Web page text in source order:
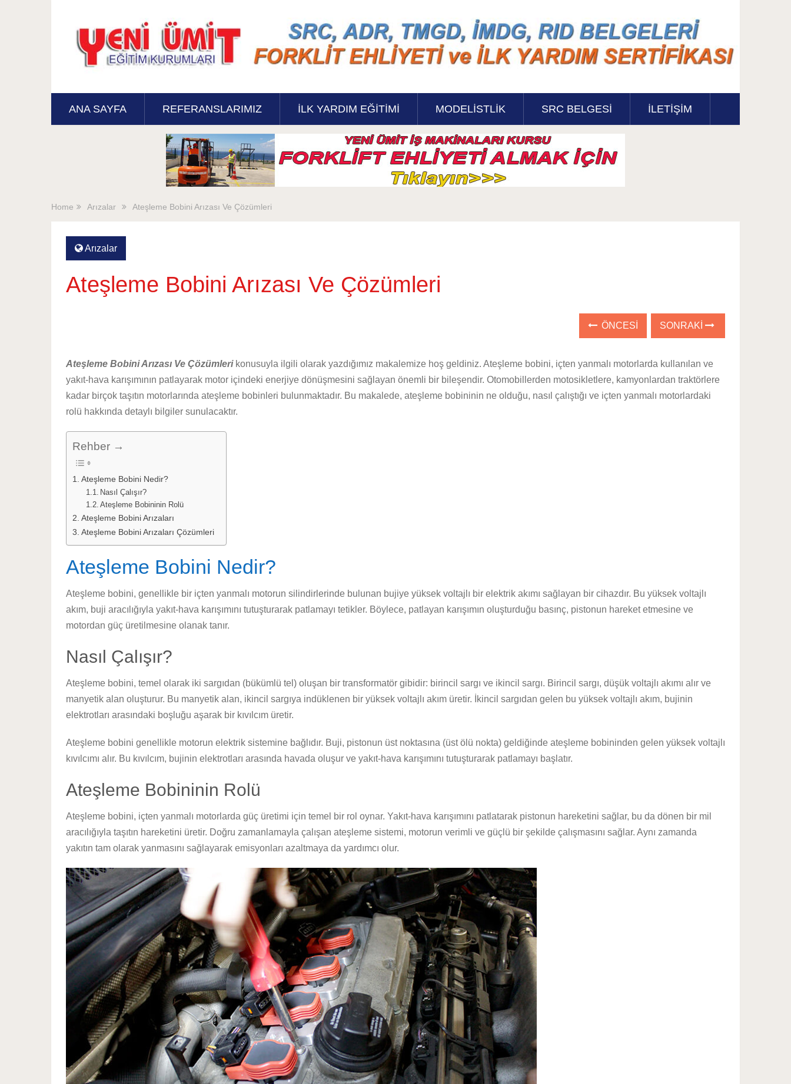
ANA SAYFA REFERANSLARIMIZ İLK YARDIM EĞITIMI MODELISTLIK SRC BELGESI İLETİŞİM
Home Arızalar Ateşleme Bobini Arızası Ve Çözümleri
Arızalar
Ateşleme Bobini Arızası Ve Çözümleri
ÖNCESI SONRAKI
Ateşleme Bobini Arızası Ve Çözümlerikonusuyla ilgili olarak yazdığımız makalemize hoş geldiniz. Ateşleme bobini, içten yanmalı motorlarda kullanılan ve
yakıt-hava karışımının patlayarak motor içindeki enerjiye dönüşmesini sağlayan önemli bir bileşendir. Otomobillerden motosikletlere, kamyonlardan traktörlere
kadar birçok taşıtın motorlarında ateşleme bobinleri bulunmaktadır. Bu makalede, ateşleme bobininin ne olduğu, nasıl çalıştığı ve içten yanmalı motorlardaki
rolü hakkında detaylı bilgiler sunulacaktır.
Rehber →
Ateşleme Bobini Nedir?
Nasıl Çalışır?
Ateşleme Bobininin Rolü
Ateşleme Bobini Arızaları
Ateşleme Bobini Arızaları Çözümleri
Ateşleme Bobini Nedir?
Ateşleme bobini, genellikle bir içten yanmalı motorun silindirlerinde bulunan bujiye yüksek voltajlı bir elektrik akımı sağlayan bir cihazdır. Bu yüksek voltajlı
akım, buji aracılığıyla yakıt-hava karışımını tutuşturarak patlamayı tetikler. Böylece, patlayan karışımın oluşturduğu basınç, pistonun hareket etmesine ve
motordan güç üretilmesine olanak tanır.
Nasıl Çalışır?
Ateşleme bobini, temel olarak iki sargıdan (bükümlü tel) oluşan bir transformatör gibidir: birincil sargı ve ikincil sargı. Birincil sargı, düşük voltajlı akımı alır ve
manyetik alan oluşturur. Bu manyetik alan, ikincil sargıya indüklenen bir yüksek voltajlı akım üretir. İkincil sargıdan gelen bu yüksek voltajlı akım, bujinin
elektrotları arasındaki boşluğu aşarak bir kıvılcım üretir.
Ateşleme bobini genellikle motorun elektrik sistemine bağlıdır. Buji, pistonun üst noktasına (üst ölü nokta) geldiğinde ateşleme bobininden gelen yüksek voltajlı
kıvılcımı alır. Bu kıvılcım, bujinin elektrotları arasında havada oluşur ve yakıt-hava karışımını tutuşturarak patlamayı başlatır.
Ateşleme Bobininin Rolü
Ateşleme bobini, içten yanmalı motorlarda güç üretimi için temel bir rol oynar. Yakıt-hava karışımını patlatarak pistonun hareketini sağlar, bu da dönen bir mil
aracılığıyla taşıtın hareketini üretir. Doğru zamanlamayla çalışan ateşleme sistemi, motorun verimli ve güçlü bir şekilde çalışmasını sağlar. Aynı zamanda
yakıtın tam olarak yanmasını sağlayarak emisyonları azaltmaya da yardımcı olur.